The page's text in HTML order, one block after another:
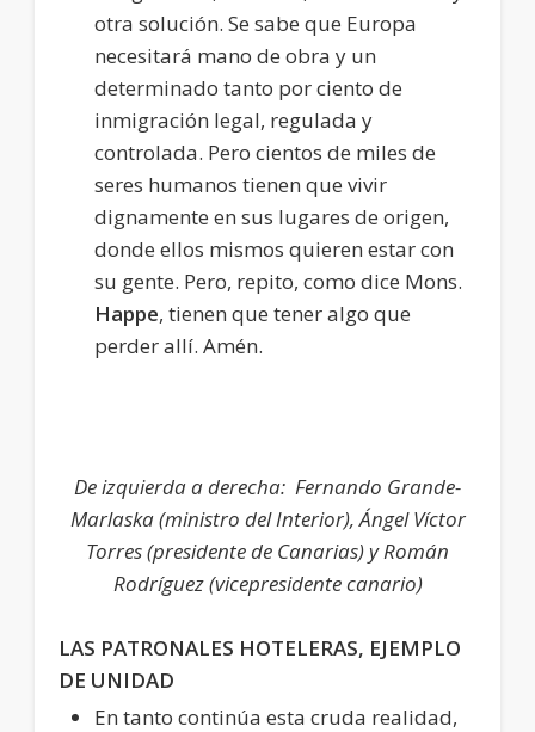
otra solución. Se sabe que Europa
necesitará mano de obra y un
determinado tanto por ciento de
inmigración legal, regulada y
controlada. Pero cientos de miles de
seres humanos tienen que vivir
dignamente en sus lugares de origen,
donde ellos mismos quieren estar con
su gente. Pero, repito, como dice Mons.
Happe, tienen que tener algo que
perder allí. Amén.
De izquierda a derecha: Fernando Grande-
Marlaska (ministro del Interior), Ángel Víctor
Torres (presidente de Canarias) y Román
Rodríguez (vicepresidente canario)
LAS PATRONALES HOTELERAS, EJEMPLO
DE UNIDAD
En tanto continúa esta cruda realidad,